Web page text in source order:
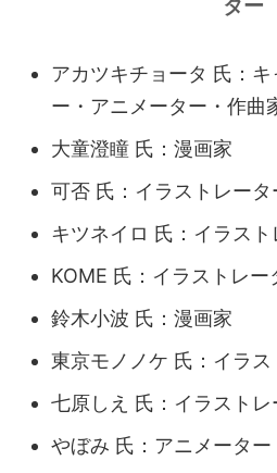
ター
アカツキチョータ 氏：
ー・アニメーター・作曲
大童澄瞳 氏：漫画家
可否 氏：イラストレータ
キツネイロ 氏：イラスト
KOME 氏：イラストレー
鈴木小波 氏：漫画家
東京モノノケ 氏：イラス
七原しえ 氏：イラストレ
やぼみ 氏：アニメーター